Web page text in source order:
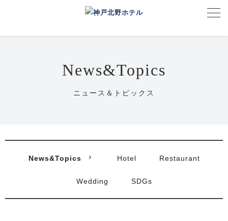
News&Topics
ニュース＆トピックス
News&Topics Hotel Restaurant
Wedding SDGs